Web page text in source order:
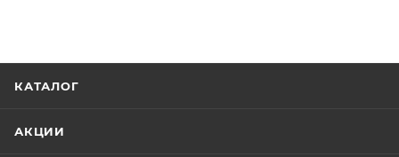
КАТАЛОГ
АКЦИИ